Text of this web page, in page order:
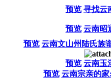
预览 寻找云
预览 云南昭
预览 云南文山州陆氏族
预览 云南玉
预览 云南宗亲的